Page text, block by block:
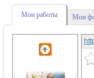
Мои работы Мои